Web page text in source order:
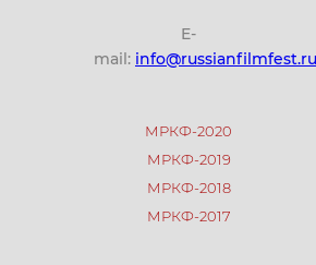
E-
mail: info@russianfilmfest.ru
МРКФ-2020
МРКФ-2019
МРКФ-2018
МРКФ-2017